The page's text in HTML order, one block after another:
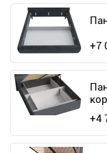
+7
+4